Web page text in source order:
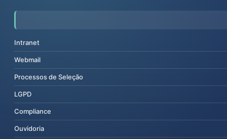
Intranet
Webmail
Processos de Seleção
LGPD
Compliance
Ouvidoria